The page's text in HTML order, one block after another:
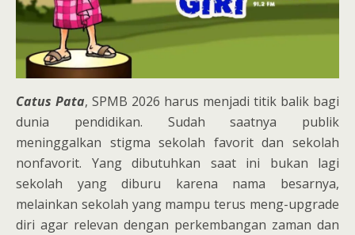
Catus Pata, SPMB 2026 harus menjadi titik balik bagi
dunia pendidikan. Sudah saatnya publik
meninggalkan stigma sekolah favorit dan sekolah
nonfavorit. Yang dibutuhkan saat ini bukan lagi
sekolah yang diburu karena nama besarnya,
melainkan sekolah yang mampu terus meng-upgrade
diri agar relevan dengan perkembangan zaman dan